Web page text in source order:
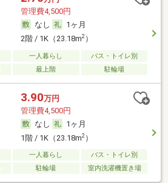
管理費4,500円
なし
1ヶ月
2階 / 1K（23.18m2）
一人暮らし
バス・トイレ別
最上階 駐輪場
3.90万円
管理費4,500円
なし
1ヶ月
1階 / 1K（23.18m2）
一人暮らし
バス・トイレ別
駐輪場 室内洗濯機置き場